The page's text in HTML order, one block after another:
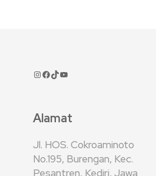
Alamat
Jl. HOS. Cokroaminoto
No.195, Burengan, Kec.
Pesantren, Kediri, Jawa